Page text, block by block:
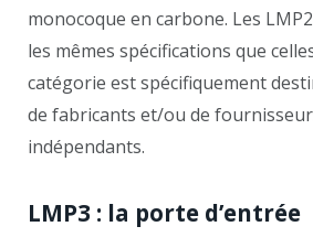
monocoque en carbone. Les
les mêmes spécifications que
catégorie est spécifiquement
de fabricants et/ou de
indépendants.
LMP3 : la porte d’entrée